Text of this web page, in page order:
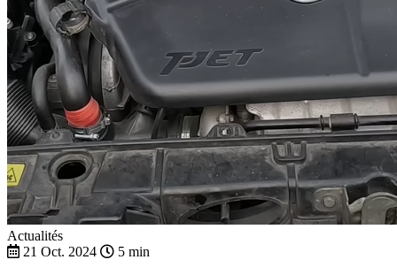
Actualités
21 Oct. 2024
5 min